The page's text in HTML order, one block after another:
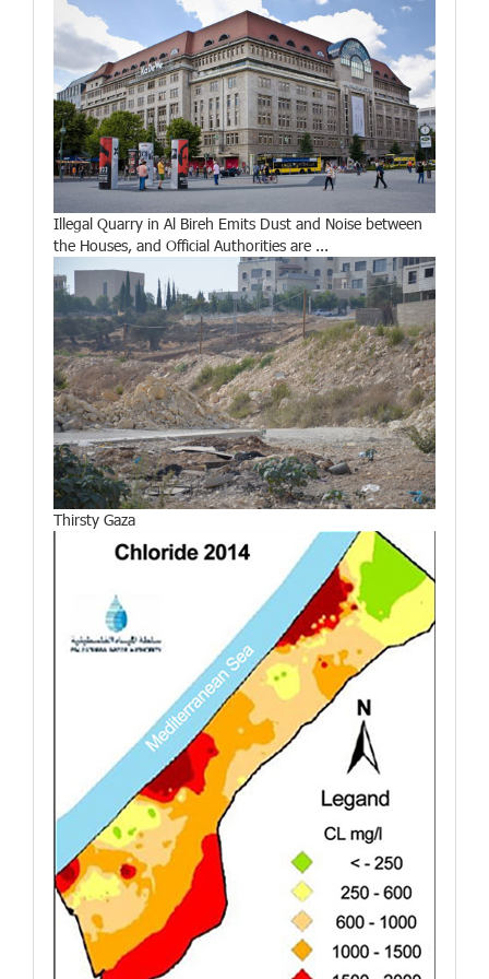
Illegal Quarry in Al Bireh Emits Dust and Noise between
the Houses, and Official Authorities are ...
Thirsty Gaza